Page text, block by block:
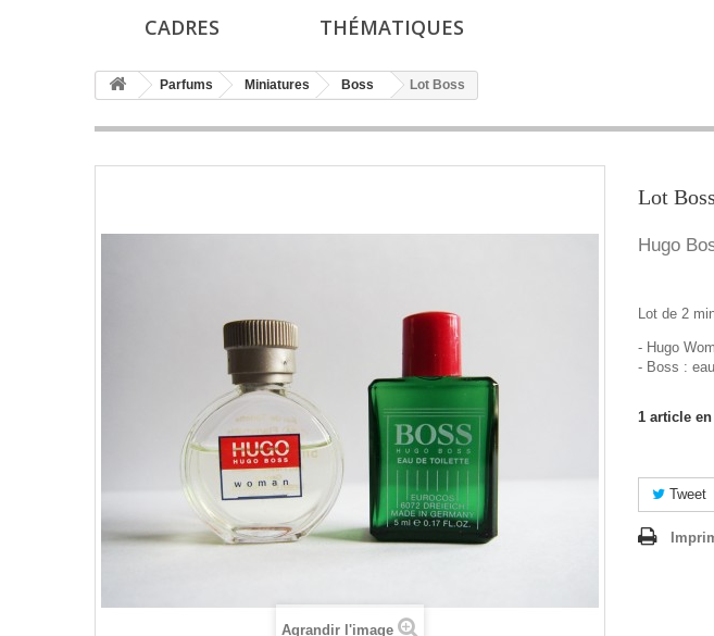
CADRES THÉMATIQUES
Parfums Miniatures Boss Lot Boss
Agrandir l'image
Lot Boss
Hugo
Lot de 2
- Hugo
- Boss :
1 article
Tweet